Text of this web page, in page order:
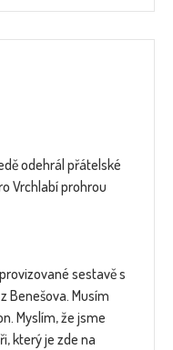
odehrál přátelské
Vrchlabí prohrou
sestavě s
Benešova. Musím
Myslím, že jsme
který je zde na